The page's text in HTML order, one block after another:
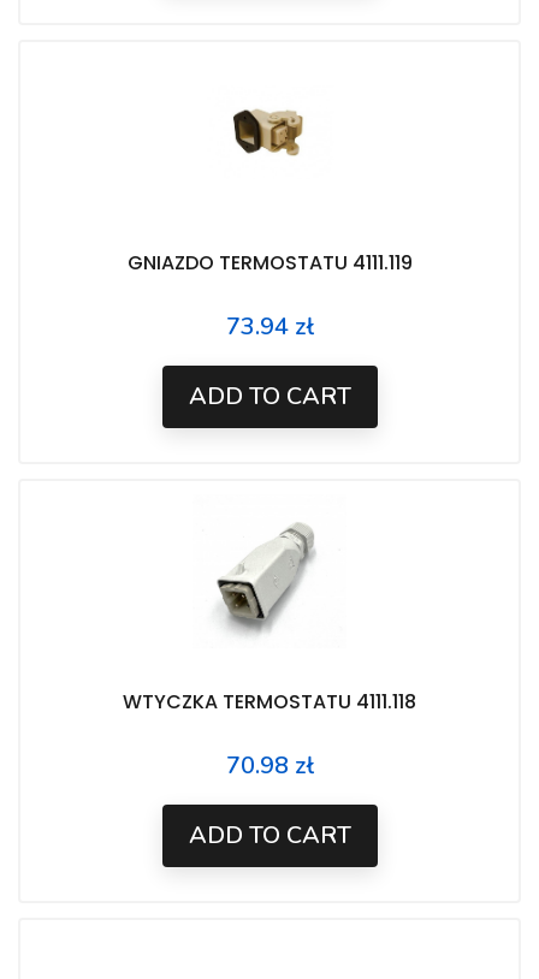
GNIAZDO TERMOSTATU 4111.119
Price
73.94 zł
ADD TO CART
WTYCZKA TERMOSTATU 4111.118
Price
70.98 zł
ADD TO CART